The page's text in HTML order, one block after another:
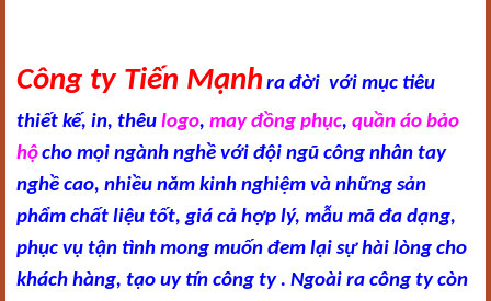
Công ty Tiến Mạnhra đời với mục tiêu
thiết kế, in, thêu logo, may đồng phục, quần áo bảo
hộcho mọi ngành nghề với đội ngũ công nhân tay
nghề cao, nhiều năm kinh nghiệm và những sản
phẩm chất liệu tốt, giá cả hợp lý, mẫu mã đa dạng,
phục vụ tận tình mong muốn đem lại sự hài lòng cho
khách hàng, tạo uy tín công ty . Ngoài ra công ty còn